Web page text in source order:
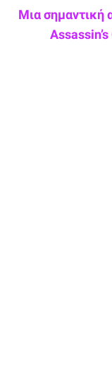
Μια σημαντική